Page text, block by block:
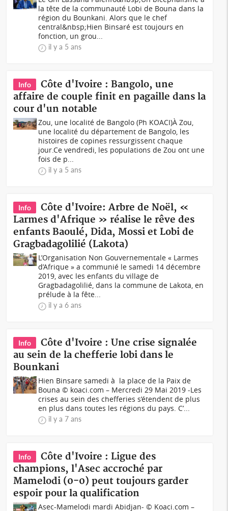
la tête de la communauté Lobi de Bouna dans la
région du Bounkani. Alors que le chef
central&nbsp;Hien Binsaré est toujours en
fonction, un grou...
il y a 5 ans
Info
Côte d'Ivoire : Bangolo, une
affaire de couple finit en pagaille dans la
cour d'un notable
Zou, une localité de Bangolo (Ph KOACI)À Zou,
une localité du département de Bangolo, les
histoires de copines ressurgissent chaque
jour.Ce vendredi, les populations de Zou ont une
fois de p...
il y a 5 ans
Info
Côte d'Ivoire: Arbre de Noël, «
Larmes d'Afrique » réalise le rêve des
enfants Baoulé, Dida, Mossi et Lobi de
Gragbadagolilié (Lakota)
L’Organisation Non Gouvernementale « Larmes
d’Afrique » a communié le samedi 14 décembre
2019, avec les enfants du village de
Gragbadagolilié, dans la commune de Lakota, en
prélude à la fête...
il y a 6 ans
Info
Côte d'Ivoire : Une crise signalée
au sein de la chefferie lobi dans le
Bounkani
Hien Binsare samedi à la place de la Paix de
Bouna © koaci.com – Mercredi 29 Mai 2019 -Les
crises au sein des chefferies s’étendent de plus
en plus dans toutes les régions du pays. C’...
il y a 7 ans
Info
Côte d'Ivoire : Ligue des
champions, l'Asec accroché par
Mamelodi (0-0) peut toujours garder
espoir pour la qualification
Asec-Mamelodi mardi Abidjan- © Koaci.com –